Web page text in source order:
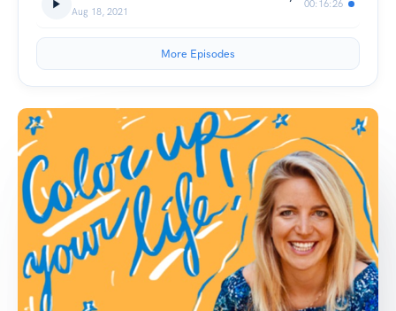
Aug 18, 2021
00:16:26
More Episodes